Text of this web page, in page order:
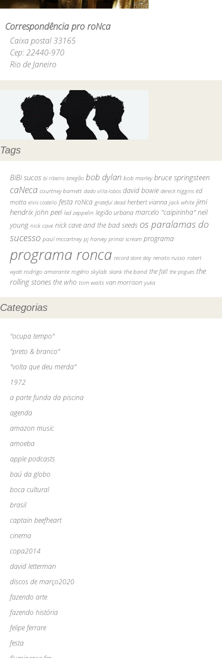
Correspondência pro roNca
Caixa postal 33165
Cep: 22440-970
Rio de Janeiro
Tags
BiBi sucos bi ribeiro bnegão bob dylan bob marley bruce springsteen
caNeca courtney barnett dado villa-lobos david bowie dereck higgins ed
motta elvis costello festa roNca grateful dead herbert vianna jack white jimi
hendrix john peel led zeppelin legião urbana marcelo "caipirinha" neil
young nick cave nick cave and the bad seeds os paralamas do
sucesso paul mccartney pj harvey primal scream programa
programa ronca record store day renato russo robert
wyatt rodrigo amarante rogério skylab skank the band the fall the pogues the
rolling stones the who tom waits van morrison yuka
Categorias
"ocupa tempo"
"preto & branco"
"volta que deu merda"
1972
a parte funda da piscina
agenda
amazon music
amoeba
apple podcasts
baú da globo
boca cultural
brasil
captain beefheart
cinema
copa2014
david letterman
discos de março2020
fazendo arte
fazendo história
felipe ferrare
festa